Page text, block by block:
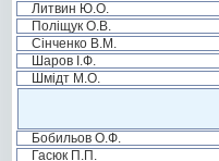
Литвин Ю.О.
Поліщук О.В.
Сінченко В.М.
Шаров І.Ф.
Шмідт М.О.
Бобильов О.Ф.
Гасюк П.П.